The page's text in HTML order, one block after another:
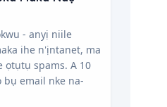
- anyị niile
ihe n'ịntanet, ma
ọtụtụ spams. A 10
email nke na-